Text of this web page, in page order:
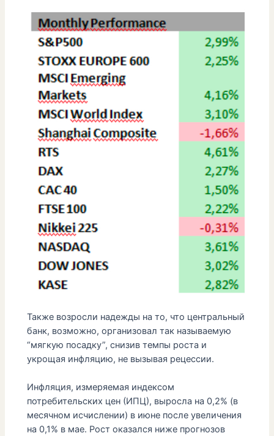
Также возросли надежды на то, что центральный
банк, возможно, организовал так называемую
“мягкую посадку”, снизив темпы роста и
укрощая инфляцию, не вызывая рецессии.
Инфляция, измеряемая индексом
потребительских цен (ИПЦ), выросла на 0,2% (в
месячном исчислении) в июне после увеличения
на 0,1% в мае. Рост оказался ниже прогнозов